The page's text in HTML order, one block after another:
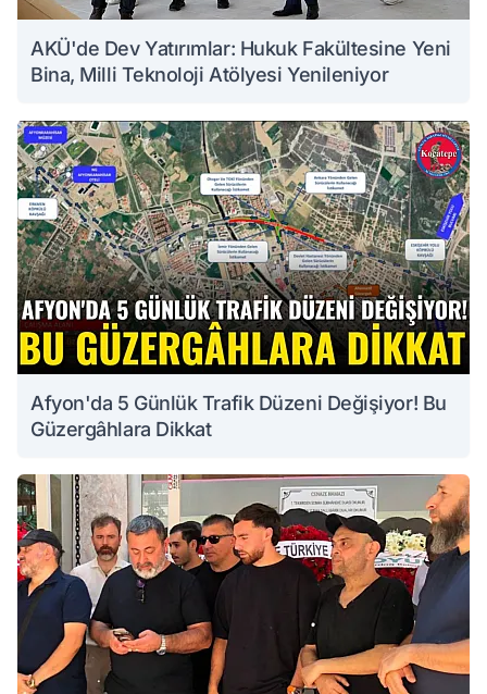
AKÜ'de Dev Yatırımlar: Hukuk Fakültesine Yeni
Bina, Milli Teknoloji Atölyesi Yenileniyor
Afyon'da 5 Günlük Trafik Düzeni Değişiyor! Bu
Güzergâhlara Dikkat